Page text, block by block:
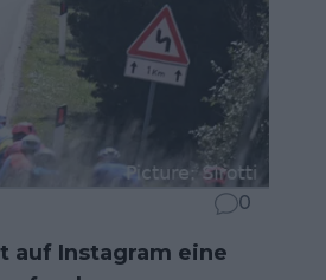
0
auf Instagram eine